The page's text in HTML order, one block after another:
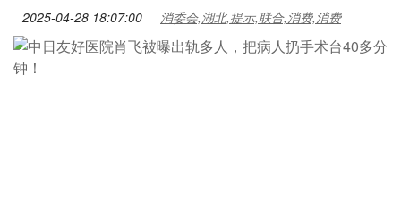
2025-04-28 18:07:00 消委会,湖北,提示,联合,消费,消费